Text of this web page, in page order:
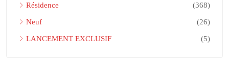
Résidence (368)
Neuf (26)
LANCEMENT EXCLUSIF (5)